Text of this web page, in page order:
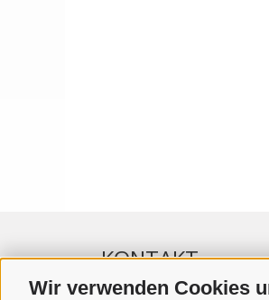
Wir verwenden Cookies
KONTAKT